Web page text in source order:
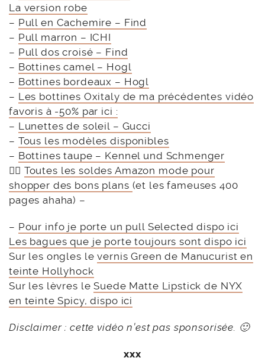
La version robe
– Pull en Cachemire – Find
– Pull marron – ICHI
– Pull dos croisé – Find
– Bottines camel – Hogl
– Bottines bordeaux – Hogl
– Les bottines Oxitaly de ma précédentes vidéo
favoris à -50% par ici :
– Lunettes de soleil – Gucci
– Tous les modèles disponibles
– Bottines taupe – Kennel und Schmenger
👉🏻 Toutes les soldes Amazon mode pour
shopper des bons plans (et les fameuses 400
pages ahaha) –
– Pour info je porte un pull Selected dispo ici
Les bagues que je porte toujours sont dispo ici
Sur les ongles levernis Green de Manucurist en
teinte Hollyhock
Sur les lèvres leSuede Matte Lipstick de NYX
en teinte Spicy, dispo ici
Disclaimer : cette vidéo n’est pas sponsorisée. 🙂
xxx